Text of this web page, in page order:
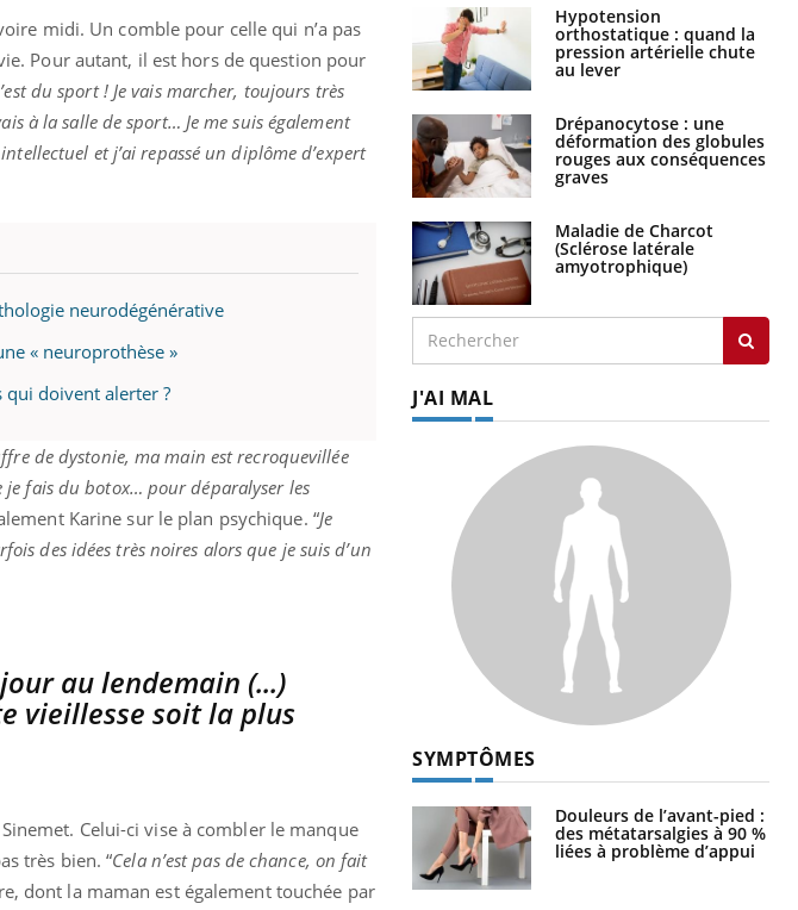
midi. Un comble pour celle qui n’a pas
Pour autant, il est hors de question pour
du sport ! Je vais marcher, toujours très
à la salle de sport… Je me suis également
et j’ai repassé un diplôme d’expert
neurodégénérative
« neuroprothèse »
qui doivent alerter ?
de dystonie, ma main est recroquevillée
je fais du botox… pour déparalyser les
Karine sur le plan psychique. “Je
des idées très noires alors que je suis d’un
au lendemain (...)
vieillesse soit la plus
Celui-ci vise à combler le manque
très bien. “Cela n’est pas de chance, on fait
dont la maman est également touchée par
Hypotension
orthostatique : quand la
pression artérielle chute
au lever
Drépanocytose : une
déformation des globules
rouges aux conséquences
graves
Maladie de Charcot
(Sclérose latérale
amyotrophique)
J'AI MAL
SYMPTÔMES
Douleurs de l’avant-pied :
des métatarsalgies à 90 %
liées à problème d’appui